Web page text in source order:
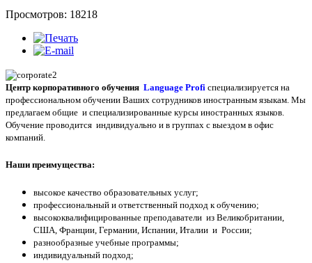
Просмотров: 18218
Центр корпоративного обучения Language Profi специализируется на
профессиональном обучении Ваших сотрудников иностранным языкам. Мы
предлагаем общие и специализированные курсы иностранных языков.
Обучение проводится индивидуально и в группах с выездом в офис
компаний.
Наши преимущества:
высокое качество образовательных услуг;
профессиональный и ответственный подход к обучению;
высококвалифицированные преподаватели из Великобритании,
США, Франции, Германии, Испании, Италии и России;
разнообразные учебные программы;
индивидуальный подход;